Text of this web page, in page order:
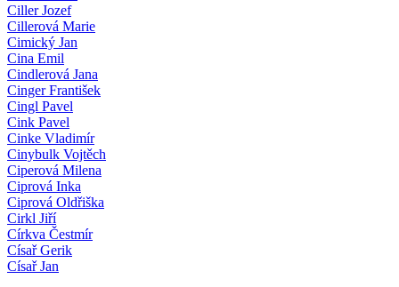
Ciller Jozef
Cillerová Marie
Cimický Jan
Cina Emil
Cindlerová Jana
Cinger František
Cingl Pavel
Cink Pavel
Cinke Vladimír
Cinybulk Vojtěch
Ciperová Milena
Ciprová Inka
Ciprová Oldřiška
Cirkl Jiří
Církva Čestmír
Císař Gerik
Císař Jan